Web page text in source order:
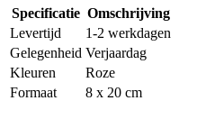
Specificatie Omschrijving
Levertijd
1-2 werkdagen
Gelegenheid Verjaardag
Kleuren
Roze
Formaat
8 x 20 cm